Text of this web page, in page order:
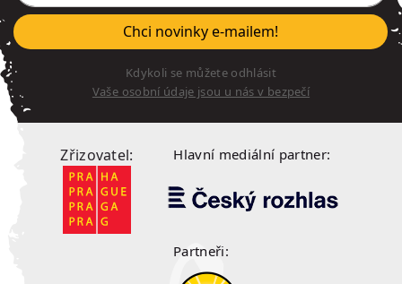
Chci novinky e-mailem!
Kdykoli se můžete odhlásit
Vaše osobní údaje jsou u nás v bezpečí
Zřizovatel: Hlavní mediální partner:
Partneři: